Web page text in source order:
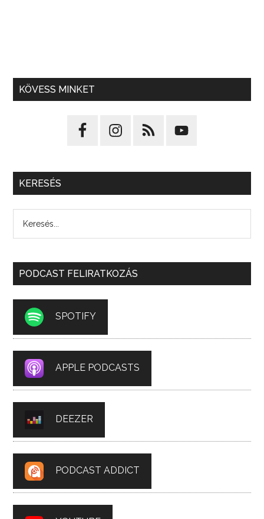
KÖVESS MINKET
KERESÉS
PODCAST FELIRATKOZÁS
SPOTIFY
APPLE PODCASTS
DEEZER
PODCAST ADDICT